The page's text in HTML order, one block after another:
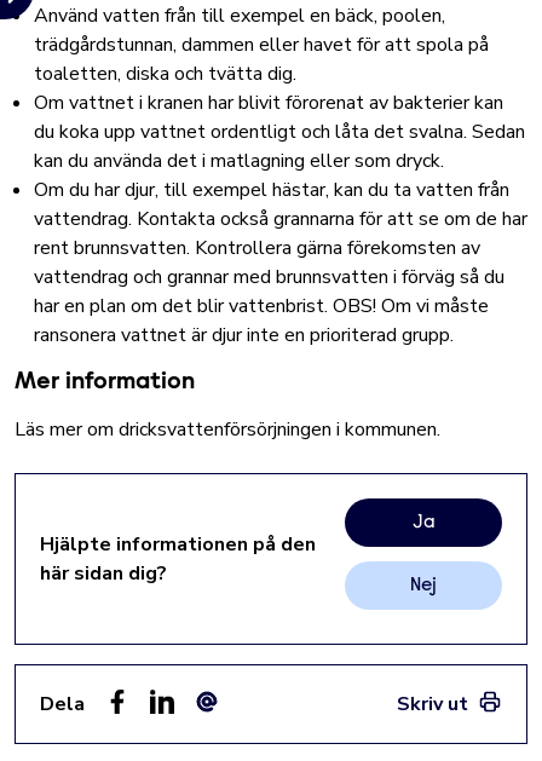
Använd vatten från till exempel en bäck, poolen,
trädgårdstunnan, dammen eller havet för att spola på
toaletten, diska och tvätta dig.
Om vattnet i kranen har blivit förorenat av bakterier kan
du koka upp vattnet ordentligt och låta det svalna. Sedan
kan du använda det i matlagning eller som dryck.
Om du har djur, till exempel hästar, kan du ta vatten från
vattendrag. Kontakta också grannarna för att se om de har
rent brunnsvatten. Kontrollera gärna förekomsten av
vattendrag och grannar med brunnsvatten i förväg så du
har en plan om det blir vattenbrist. OBS! Om vi måste
ransonera vattnet är djur inte en prioriterad grupp.
Mer information
Läs mer om dricksvattenförsörjningen i kommunen.
Hjälpte informationen på den
här sidan dig?
Ja
Nej
Dela
Skriv ut